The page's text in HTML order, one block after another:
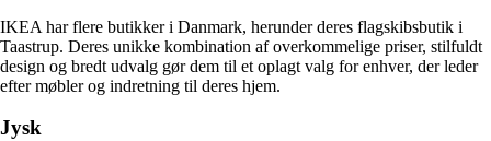
IKEA har flere butikker i Danmark, herunder deres flagskibsbutik i
Taastrup. Deres unikke kombination af overkommelige priser, stilfuldt
design og bredt udvalg gør dem til et oplagt valg for enhver, der leder
efter møbler og indretning til deres hjem.
Jysk